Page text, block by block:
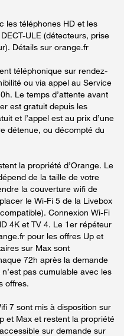
les téléphones HD et les
ULE (détecteurs, prise
Détails sur orange.fr
téléphonique sur rendez-
ou via appel au Service
Le temps d’attente avant
est gratuit depuis les
et l’appel est au prix d’une
détenue, ou décompté du
la propriété d’Orange. Le
de la taille de votre
la couverture wifi de
le Wi-Fi 5 de la Livebox
Connexion Wi-Fi
4K et TV 4. Le 1er répéteur
pour les offres Up et
sur Max sont
72h après la demande
pas cumulable avec les
offres.
7 sont mis à disposition sur
et Max et restent la propriété
sur demande sur